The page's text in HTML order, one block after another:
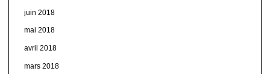
juin 2018
mai 2018
avril 2018
mars 2018